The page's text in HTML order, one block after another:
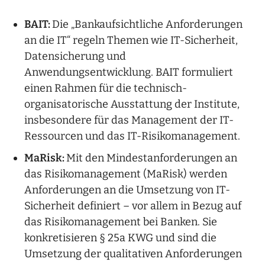
BAIT:Die „Bankaufsichtliche Anforderungen
an die IT“ regeln Themen wie IT-Sicherheit,
Datensicherung und
Anwendungsentwicklung. BAIT formuliert
einen Rahmen für die technisch-
organisatorische Ausstattung der Institute,
insbesondere für das Management der IT-
Ressourcen und das IT-Risikomanagement.
MaRisk:Mit den Mindestanforderungen an
das Risikomanagement (MaRisk) werden
Anforderungen an die Umsetzung von IT-
Sicherheit definiert – vor allem in Bezug auf
das Risikomanagement bei Banken. Sie
konkretisieren § 25a KWG und sind die
Umsetzung der qualitativen Anforderungen